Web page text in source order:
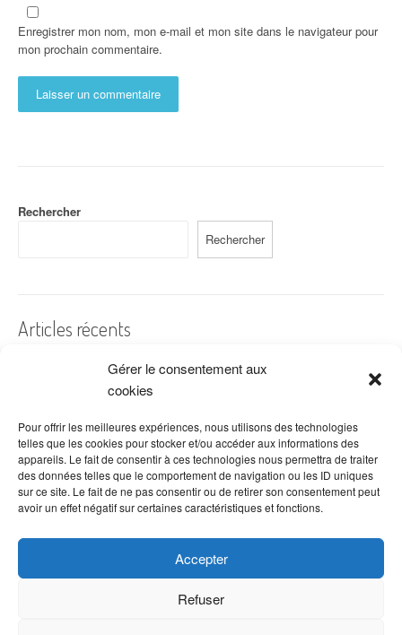
Gérer le consentement aux
cookies
Pour offrir les meilleures expériences, nous utilisons des technologies
telles que les cookies pour stocker et/ou accéder aux informations des
appareils. Le fait de consentir à ces technologies nous permettra de traiter
des données telles que le comportement de navigation ou les ID uniques
sur ce site. Le fait de ne pas consentir ou de retirer son consentement peut
avoir un effet négatif sur certaines caractéristiques et fonctions.
Accepter
Refuser
Enregistrer mon nom, mon e-mail et mon site dans le navigateur pour
mon prochain commentaire.
Rechercher
Rechercher
Articles récents
A quelles dates de l’année offre-t-on des fleurs ?
Les fleurs préférées des Français
Combien de fois arroser un cactus ?
Quelles fleurs offrir pour la fête des mères ?
Idées de décoration avec fleurs séchées